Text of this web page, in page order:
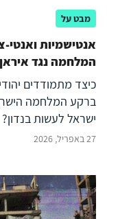
מבט על
אנטישמיות
המלחמה נגד איראן
כיצד מתמודדים
ברקע המלחמה
ישראל לעשות בנדון?
27 באפריל, 2026